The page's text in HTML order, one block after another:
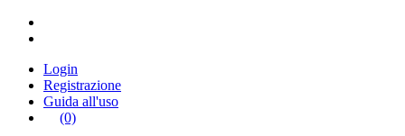
Login
Registrazione
Guida all'uso
(0)